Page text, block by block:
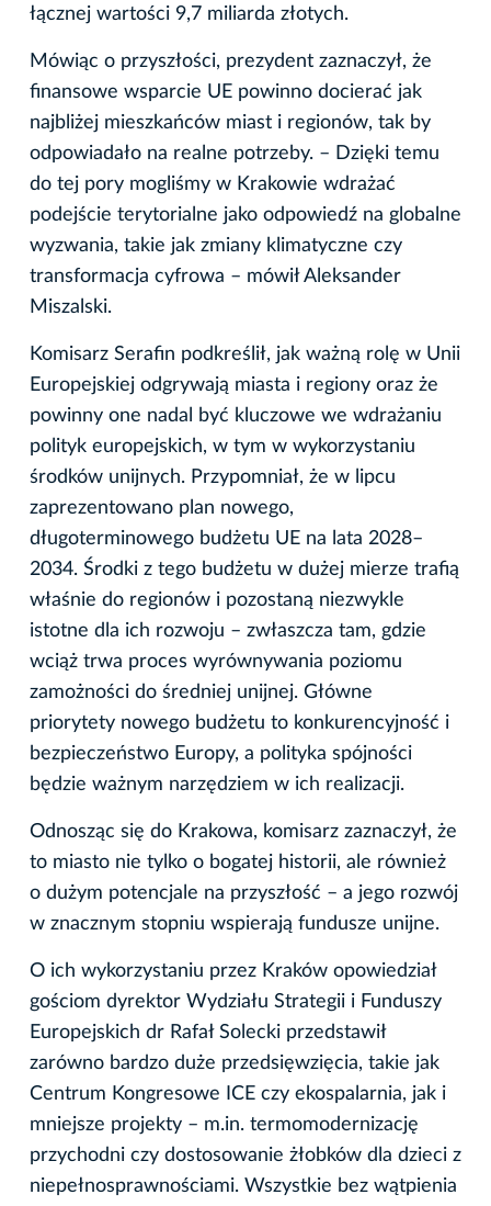
łącznej wartości 9,7 miliarda złotych.
Mówiąc o przyszłości, prezydent zaznaczył, że
finansowe wsparcie UE powinno docierać jak
najbliżej mieszkańców miast i regionów, tak by
odpowiadało na realne potrzeby. – Dzięki temu
do tej pory mogliśmy w Krakowie wdrażać
podejście terytorialne jako odpowiedź na globalne
wyzwania, takie jak zmiany klimatyczne czy
transformacja cyfrowa – mówił Aleksander
Miszalski.
Komisarz Serafin podkreślił, jak ważną rolę w Unii
Europejskiej odgrywają miasta i regiony oraz że
powinny one nadal być kluczowe we wdrażaniu
polityk europejskich, w tym w wykorzystaniu
środków unijnych. Przypomniał, że w lipcu
zaprezentowano plan nowego,
długoterminowego budżetu UE na lata 2028–
2034. Środki z tego budżetu w dużej mierze trafią
właśnie do regionów i pozostaną niezwykle
istotne dla ich rozwoju – zwłaszcza tam, gdzie
wciąż trwa proces wyrównywania poziomu
zamożności do średniej unijnej. Główne
priorytety nowego budżetu to konkurencyjność i
bezpieczeństwo Europy, a polityka spójności
będzie ważnym narzędziem w ich realizacji.
Odnosząc się do Krakowa, komisarz zaznaczył, że
to miasto nie tylko o bogatej historii, ale również
o dużym potencjale na przyszłość – a jego rozwój
w znacznym stopniu wspierają fundusze unijne.
O ich wykorzystaniu przez Kraków opowiedział
gościom dyrektor Wydziału Strategii i Funduszy
Europejskich dr Rafał Solecki przedstawił
zarówno bardzo duże przedsięwzięcia, takie jak
Centrum Kongresowe ICE czy ekospalarnia, jak i
mniejsze projekty – m.in. termomodernizację
przychodni czy dostosowanie żłobków dla dzieci z
niepełnosprawnościami. Wszystkie bez wątpienia